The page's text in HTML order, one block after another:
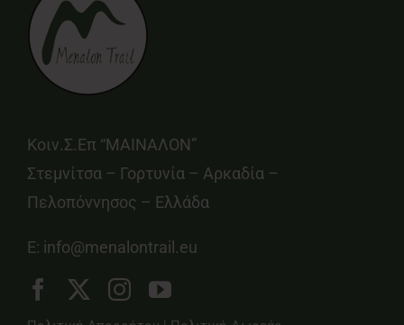
Κοιν.Σ.Επ “ΜΑΙΝΑΛΟΝ”
Στεμνίτσα – Γορτυνία – Αρκαδία –
Πελοπόννησος – Ελλάδα
E: info@menalontrail.eu